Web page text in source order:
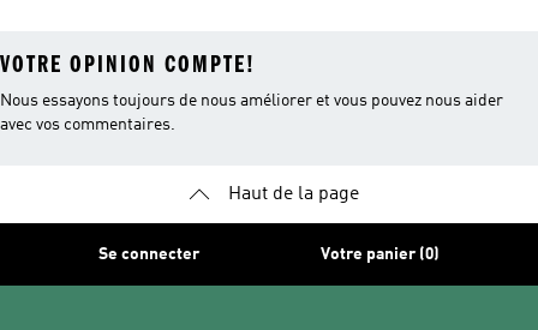
VOTRE OPINION COMPTE!
Nous essayons toujours de nous améliorer et vous pouvez nous aider
avec vos commentaires.
Haut de la page
Se connecter Votre panier (0)